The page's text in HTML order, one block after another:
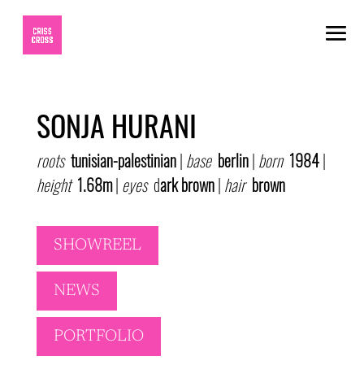
SONJA HURANI
roots tunisian-palestinian| base berlin| born 1984|
height 1.68m| eyesdark brown| hair brown
SHOWREEL
NEWS
PORTFOLIO